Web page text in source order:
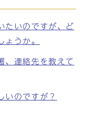
たいのですが、ど
ょうか。
、連絡先を教えて
いのですが？